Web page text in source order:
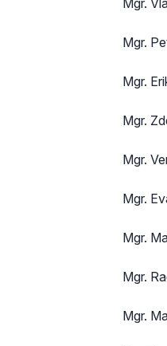
Mgr.
Mgr.
Mgr.
Mgr.
Mgr.
Mgr.
Mgr.
Mgr.
Mgr.